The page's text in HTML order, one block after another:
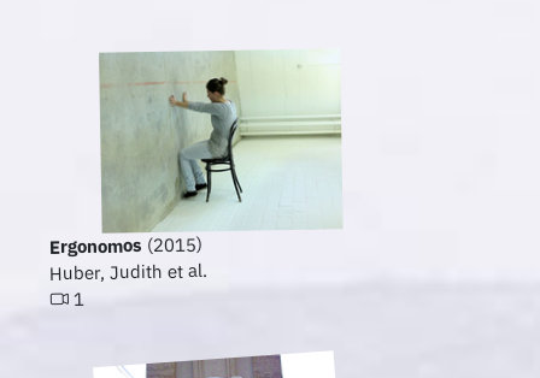
Ergonomos (2015)
Huber, Judith et al.
1